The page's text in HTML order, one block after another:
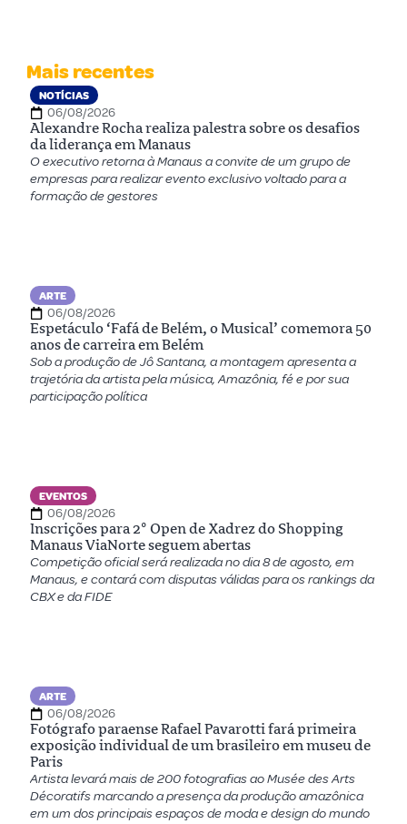
Mais recentes
NOTÍCIAS
06/08/2026
Alexandre Rocha realiza palestra sobre os desafios
da liderança em Manaus
O executivo retorna à Manaus a convite de um grupo de
empresas para realizar evento exclusivo voltado para a
formação de gestores
ARTE
06/08/2026
Espetáculo ‘Fafá de Belém, o Musical’ comemora 50
anos de carreira em Belém
Sob a produção de Jô Santana, a montagem apresenta a
trajetória da artista pela música, Amazônia, fé e por sua
participação política
EVENTOS
06/08/2026
Inscrições para 2º Open de Xadrez do Shopping
Manaus ViaNorte seguem abertas
Competição oficial será realizada no dia 8 de agosto, em
Manaus, e contará com disputas válidas para os rankings da
CBX e da FIDE
ARTE
06/08/2026
Fotógrafo paraense Rafael Pavarotti fará primeira
exposição individual de um brasileiro em museu de
Paris
Artista levará mais de 200 fotografias ao Musée des Arts
Décoratifs marcando a presença da produção amazônica
em um dos principais espaços de moda e design do mundo